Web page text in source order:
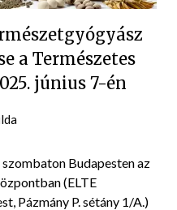
a Természetes
június 7-én
Budapesten az
(ELTE
Pázmány P. sétány 1/A.)